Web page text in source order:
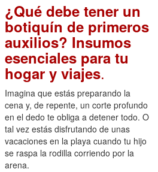
¿Qué debe tener un
botiquín de primeros
auxilios? Insumos
esenciales para tu
hogar y viajes.
Imagina que estás preparando la
cena y, de repente, un corte profundo
en el dedo te obliga a detener todo. O
tal vez estás disfrutando de unas
vacaciones en la playa cuando tu hijo
se raspa la rodilla corriendo por la
arena.